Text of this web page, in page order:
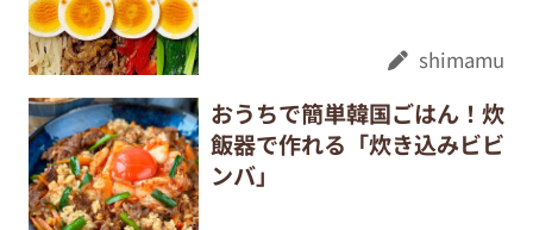
shimamu
おうちで簡単韓国ごはん！炊
飯器で作れる「炊き込みビビ
ンバ」